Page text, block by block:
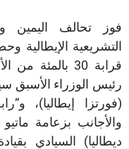
فوز تحالف اليمين
التشريعية
قرابة 30
رئيس الوزراء الأسبق
(فورتزا إيطاليا)،
والأجانب بزعامة
ديطاليا) السيادي